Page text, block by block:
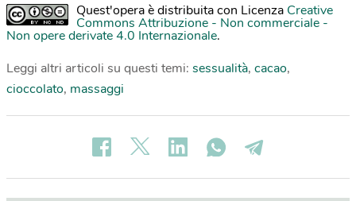
Quest'opera è distribuita con Licenza Creative
Commons Attribuzione - Non commerciale -
Non opere derivate 4.0 Internazionale.
Leggi altri articoli su questi temi: sessualità, cacao,
cioccolato, massaggi